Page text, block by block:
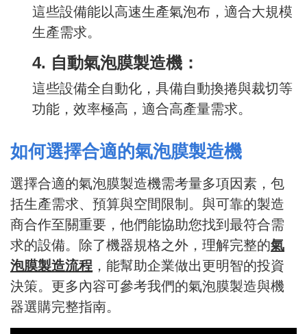
這些設備能以高速生產氣泡布，適合大規模
生產需求。
4. 自動氣泡膜製造機：
這些設備全自動化，具備自動換捲與裁切等
功能，效率極高，適合高產量需求。
如何選擇合適的氣泡膜製造機
選擇合適的氣泡膜製造機需考量多項因素，包
括生產需求、預算與空間限制。與可靠的製造
商合作至關重要，他們能協助您找到最符合需
求的設備。除了機器規格之外，理解完整的氣
泡膜製造流程 ，能幫助企業做出更明智的投資
決策。更多內容可參考我們的氣泡膜製造與機
器選購完整指南。